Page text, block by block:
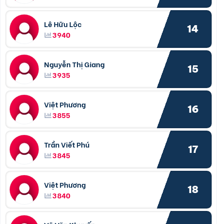
Lê Hữu Lộc
3940
14
Nguyễn Thị Giang
3935
15
Việt Phương
3855
16
Trần Viết Phú
3845
17
Việt Phương
3840
18